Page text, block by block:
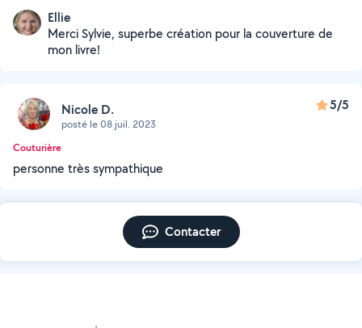
Ellie
Merci Sylvie, superbe création pour la couverture de
mon livre!
Nicole D.
posté le 08 juil. 2023
5/5
Couturière
personne très sympathique
Contacter